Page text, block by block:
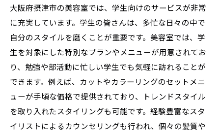
スタイリストが提案するトレンドスタイル
新学期に向けたヘアメンテナンスの重要性
スタイリストが語る！美容室での個性派カット
術
個性を引き出すカットテクニック
自分らしさを表現するための髪型選び
摂津市の美容室で受けるカットの流行
大阪府摂津市の美容室では、学生向けのサービスが非常
に充実しています。学生の皆さんは、多忙な日々の中で
自分のスタイルを磨くことが重要です。美容室では、学
生を対象にした特別なプランやメニューが用意されてお
り、勉強や部活動に忙しい学生でも気軽に訪れることが
できます。例えば、カットやカラーリングのセットメニ
ューが手頃な価格で提供されており、トレンドスタイル
を取り入れたスタイリングも可能です。経験豊富なスタ
イリストによるカウンセリングも行われ、個々の髪質や